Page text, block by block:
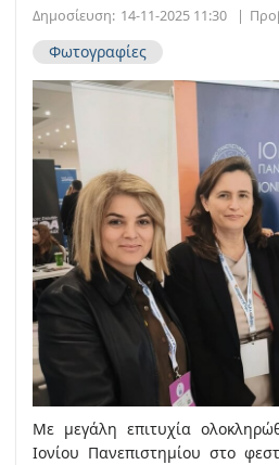
Δημοσίευση: 14-11-2025 11:30 |
Φωτογραφίες
Με μεγάλη επιτυχία
Ιονίου Πανεπιστημίου στο